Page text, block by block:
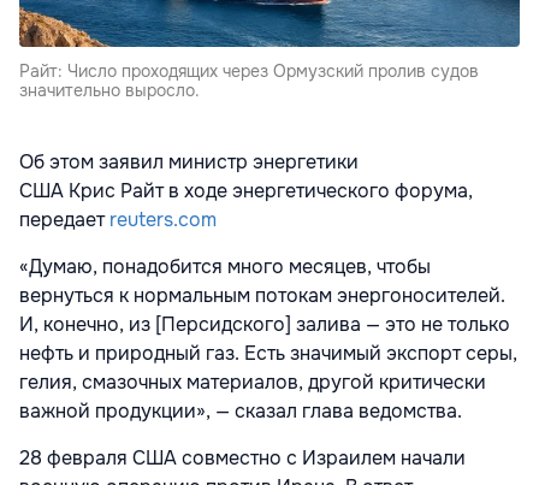
Райт: Число проходящих через Ормузский пролив судов
значительно выросло.
Об этом заявил министр энергетики
США Крис Райт в ходе энергетического форума,
передаетreuters.com
«Думаю, понадобится много месяцев, чтобы
вернуться к нормальным потокам энергоносителей.
И, конечно, из [Персидского] залива — это не только
нефть и природный газ. Есть значимый экспорт серы,
гелия, смазочных материалов, другой критически
важной продукции», — сказал глава ведомства.
28 февраля США совместно с Израилем начали